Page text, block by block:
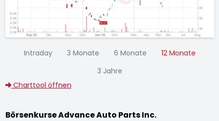
Intraday 3 Monate 6 Monate
12 Monate
3 Jahre
Charttool öffnen
Börsenkurse Advance Auto Parts Inc.